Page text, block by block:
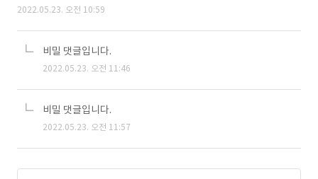
2022.05.23. 오전 10:59
비밀 댓글입니다.
2022.05.23. 오전 11:46
비밀 댓글입니다.
2022.05.23. 오전 11:57